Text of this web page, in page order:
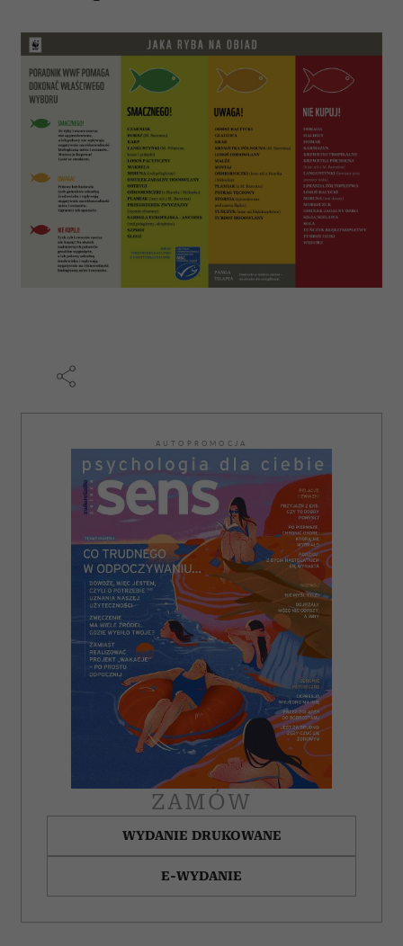
AUTOPROMOCJA
ZAMÓW
WYDANIE DRUKOWANE
E-WYDANIE